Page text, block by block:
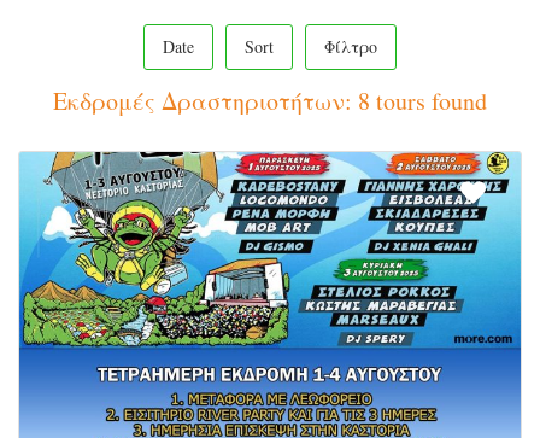
Date Sort Φίλτρο
Εκδρομές Δραστηριοτήτων: 8 tours found